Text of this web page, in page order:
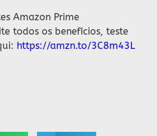
Amazon Prime
todos os benefícios, teste
https://amzn.to/3C8m43L